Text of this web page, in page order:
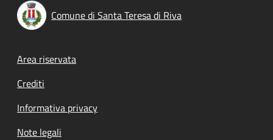
Comune di Santa Teresa di Riva
Footer menu
Area riservata
Crediti
Informativa privacy
Note legali